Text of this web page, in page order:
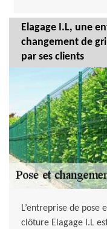
Elagage I.L, une
changement de
par ses clients
L’entreprise de
clôture Elagage I.L